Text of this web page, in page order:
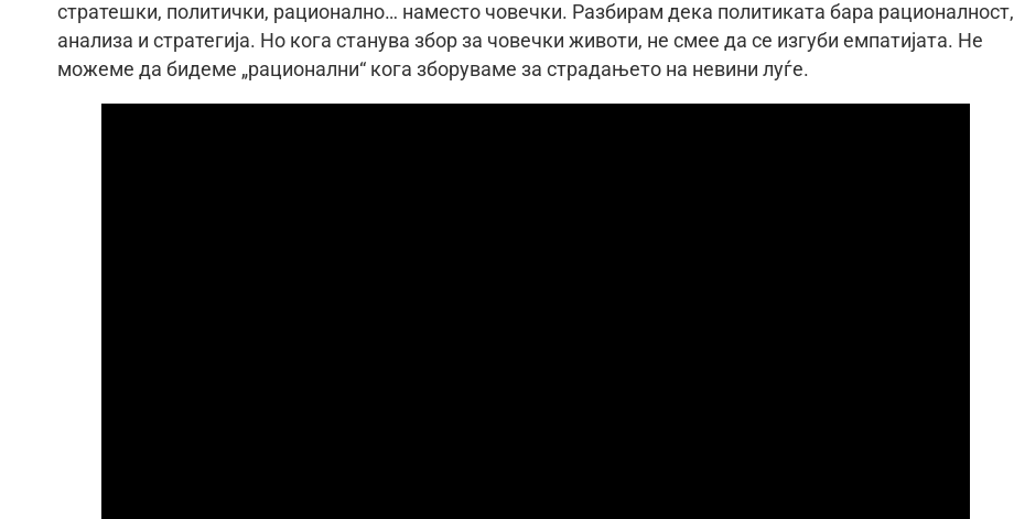
стратешки, политички, рационално… наместо човечки. Разбирам дека политиката бара рационалност,
анализа и стратегија. Но кога станува збор за човечки животи, не смее да се изгуби емпатијата. Не
можеме да бидеме „рационални“ кога зборуваме за страдањето на невини луѓе.